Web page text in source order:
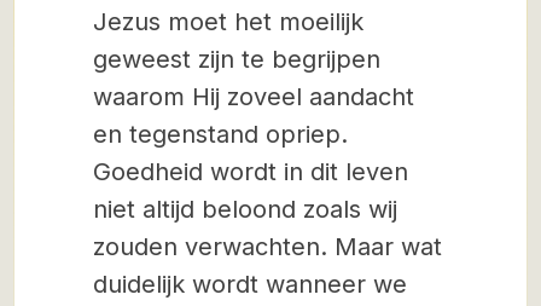
Jezus moet het moeilijk
geweest zijn te begrijpen
waarom Hij zoveel aandacht
en tegenstand opriep.
Goedheid wordt in dit leven
niet altijd beloond zoals wij
zouden verwachten. Maar wat
duidelijk wordt wanneer we